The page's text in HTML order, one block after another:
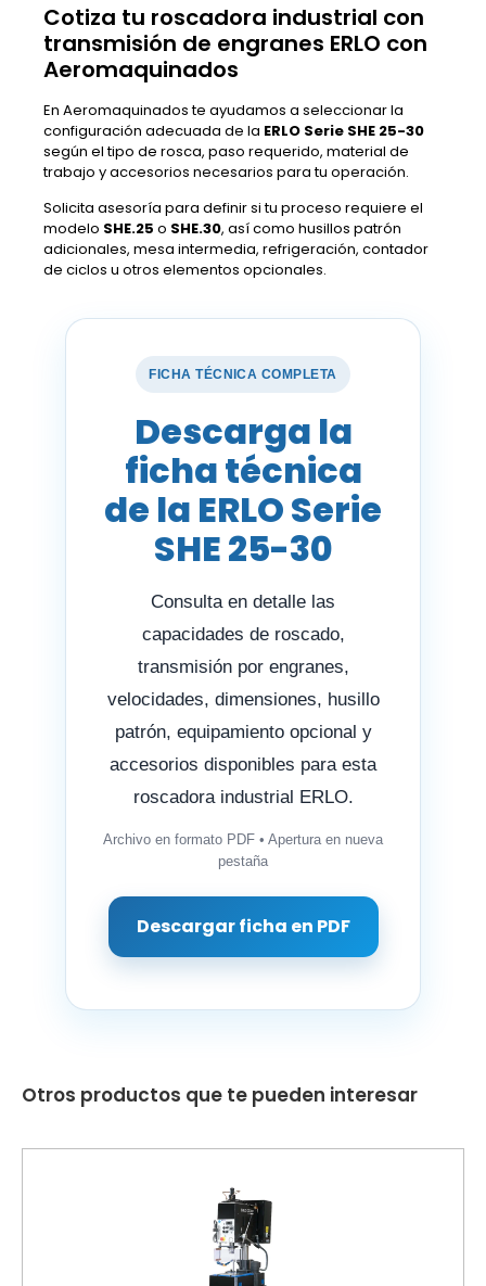
Cotiza tu roscadora industrial con
transmisión de engranes ERLO con
Aeromaquinados
En Aeromaquinados te ayudamos a seleccionar la
configuración adecuada de la ERLO Serie SHE 25-30
según el tipo de rosca, paso requerido, material de
trabajo y accesorios necesarios para tu operación.
Solicita asesoría para definir si tu proceso requiere el
modelo SHE.25 o SHE.30, así como husillos patrón
adicionales, mesa intermedia, refrigeración, contador
de ciclos u otros elementos opcionales.
FICHA TÉCNICA COMPLETA
Descarga la
ficha técnica
de la ERLO Serie
SHE 25-30
Consulta en detalle las
capacidades de roscado,
transmisión por engranes,
velocidades, dimensiones, husillo
patrón, equipamiento opcional y
accesorios disponibles para esta
roscadora industrial ERLO.
Archivo en formato PDF • Apertura en nueva
pestaña
Descargar ficha en PDF
Otros productos que te pueden interesar